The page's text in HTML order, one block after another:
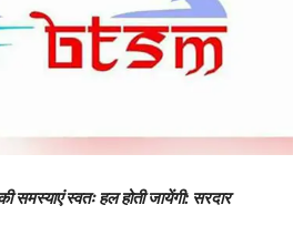
समस्याएं स्वतः हल होती जायेंगी: सरदार